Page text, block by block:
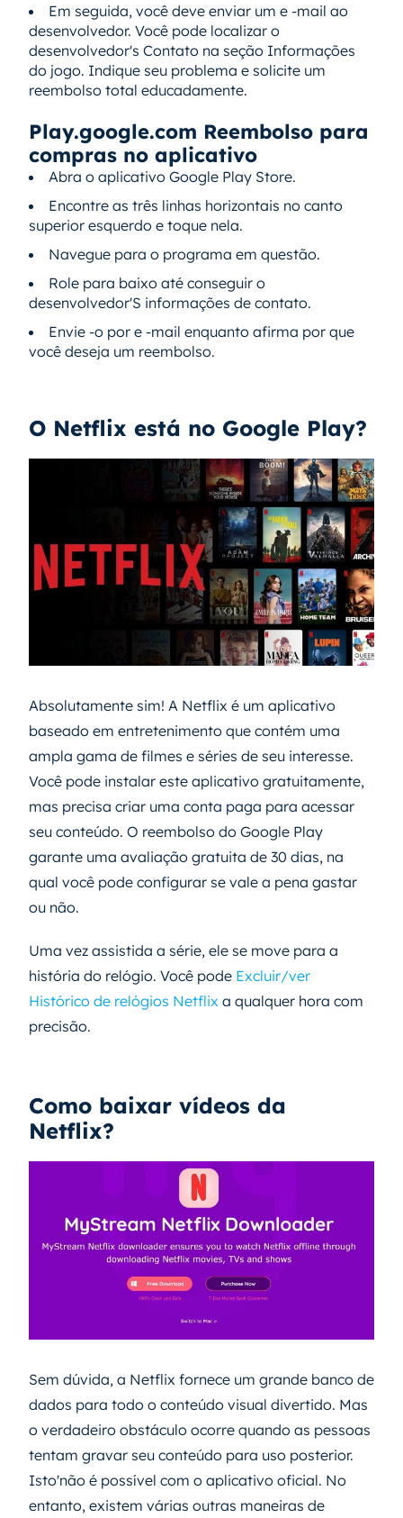
Em seguida, você deve enviar um e -mail ao
desenvolvedor. Você pode localizar o
desenvolvedor's Contato na seção Informações
do jogo. Indique seu problema e solicite um
reembolso total educadamente.
Play.google.com Reembolso para
compras no aplicativo
Abra o aplicativo Google Play Store.
Encontre as três linhas horizontais no canto
superior esquerdo e toque nela.
Navegue para o programa em questão.
Role para baixo até conseguir o
desenvolvedor'S informações de contato.
Envie -o por e -mail enquanto afirma por que
você deseja um reembolso.
O Netflix está no Google Play?
Absolutamente sim! A Netflix é um aplicativo
baseado em entretenimento que contém uma
ampla gama de filmes e séries de seu interesse.
Você pode instalar este aplicativo gratuitamente,
mas precisa criar uma conta paga para acessar
seu conteúdo. O reembolso do Google Play
garante uma avaliação gratuita de 30 dias, na
qual você pode configurar se vale a pena gastar
ou não.
Uma vez assistida a série, ele se move para a
história do relógio. Você pode Excluir/ver
Histórico de relógios Netflix a qualquer hora com
precisão.
Como baixar vídeos da
Netflix?
Sem dúvida, a Netflix fornece um grande banco de
dados para todo o conteúdo visual divertido. Mas
o verdadeiro obstáculo ocorre quando as pessoas
tentam gravar seu conteúdo para uso posterior.
Isto'não é possível com o aplicativo oficial. No
entanto, existem várias outras maneiras de